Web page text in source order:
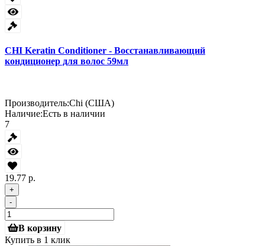
CHI Keratin Conditioner - Восстанавливающий
кондиционер для волос 59мл
Производитель:Chi (США)
Наличие:Есть в наличии
7
19.77 р.
+
-
В корзину
Купить в 1 клик